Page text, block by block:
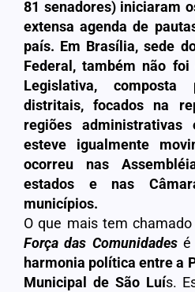
81 senadores) iniciaram
extensa agenda de
país. Em Brasília, sede
Federal, também não
Legislativa,
distritais, focados na
regiões administrativas
esteve igualmente
ocorreu nas
estados e nas
municípios.
O que mais tem
Força das Comunidadesé
harmonia política entre a
Municipal de São Luís.